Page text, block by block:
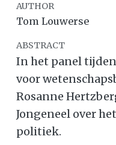
AUTHOR
Tom Louwerse
ABSTRACT
In het panel
voor
Rosanne
Jongeneel over
politiek.